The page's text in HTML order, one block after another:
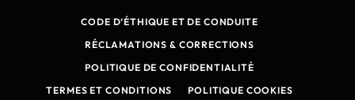
CODE D’ÉTHIQUE ET DE CONDUITE
RÉCLAMATIONS & CORRECTIONS
POLITIQUE DE CONFIDENTIALITÉ
TERMES ET CONDITIONS
POLITIQUE COOKIES